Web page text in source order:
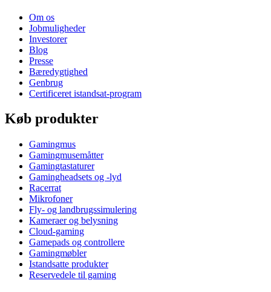
Om os
Jobmuligheder
Investorer
Blog
Presse
Bæredygtighed
Genbrug
Certificeret istandsat-program
Køb produkter
Gamingmus
Gamingmusemåtter
Gamingtastaturer
Gamingheadsets og -lyd
Racerrat
Mikrofoner
Fly- og landbrugssimulering
Kameraer og belysning
Cloud-gaming
Gamepads og controllere
Gamingmøbler
Istandsatte produkter
Reservedele til gaming